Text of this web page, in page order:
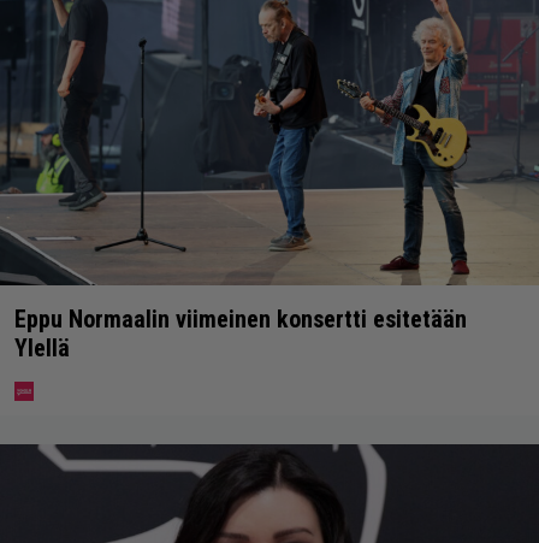
Eppu Normaalin viimeinen konsertti esitetään
Ylellä